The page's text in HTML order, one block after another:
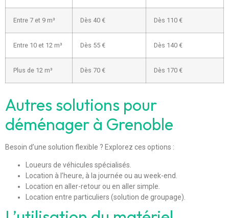
Entre 7 et 9 m³ Dès 40 € Dès 110 €
Entre 10 et 12 m³ Dès 55 € Dès 140 €
Plus de 12 m³ Dès 70 € Dès 170 €
Autres solutions pour
déménager à Grenoble
Besoin d’une solution flexible ? Explorez ces options :
Loueurs de véhicules spécialisés.
Location à l’heure, à la journée ou au week-end.
Location en aller-retour ou en aller simple.
Location entre particuliers (solution de groupage).